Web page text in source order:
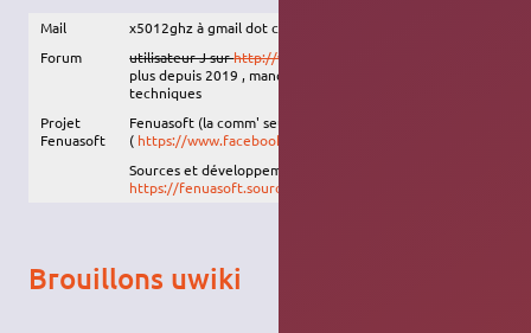
Mail
x5012ghz à gmail dot com
Forum
utilisateur J surhttp://www.lolita.pf/forums
plus depuis 2019 , manque de ressources humaines et
techniques
Projet
Fenuasoft
Fenuasoft (la comm' seulement) a migré helas sur fcbk ;
( https://www.facebook.com/Fenuasoft
Sources et développement sont toujours sur sf :
https://fenuasoft.sourceforge.net
Brouillons uwiki